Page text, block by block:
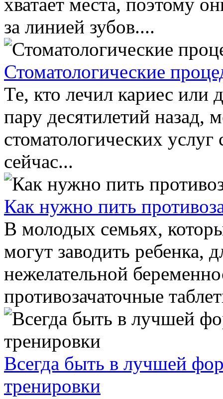
хватает места, поэтому
за линией зубов....
Стоматологические
Те, кто лечил кариес или
пару десятилетий назад,
стоматологических
сейчас...
Как нужно пить
В молодых семьях,
могут заводить ребенка,
нежелательной
противозачаточные
Всегда быть в лучшей
тренировки